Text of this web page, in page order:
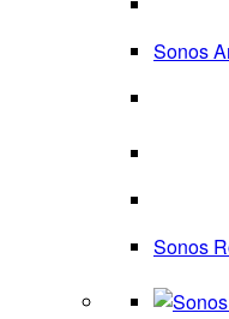
Sonos
Sonos